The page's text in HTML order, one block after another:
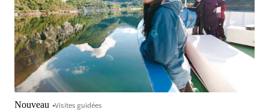
Nouveau Visites guidées